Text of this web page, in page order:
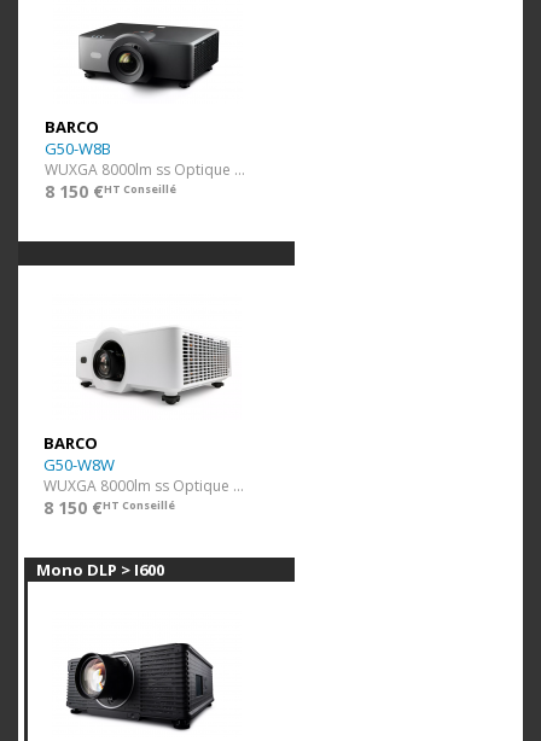
BARCO
G50-W8B
WUXGA 8000lm ss Optique Noir
8 150 €HT Conseillé
BARCO
G50-W8W
WUXGA 8000lm ss Optique Blanc
8 150 €HT Conseillé
Mono DLP > I600